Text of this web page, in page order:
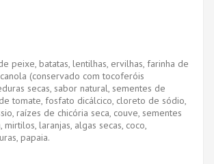
peixe, batatas, lentilhas, ervilhas, farinha de
(conservado com tocoferóis
secas, sabor natural, sementes de
tomate, fosfato dicálcico, cloreto de sódio,
raízes de chicória seca, couve, sementes
mirtilos, laranjas, algas secas, coco,
papaia.